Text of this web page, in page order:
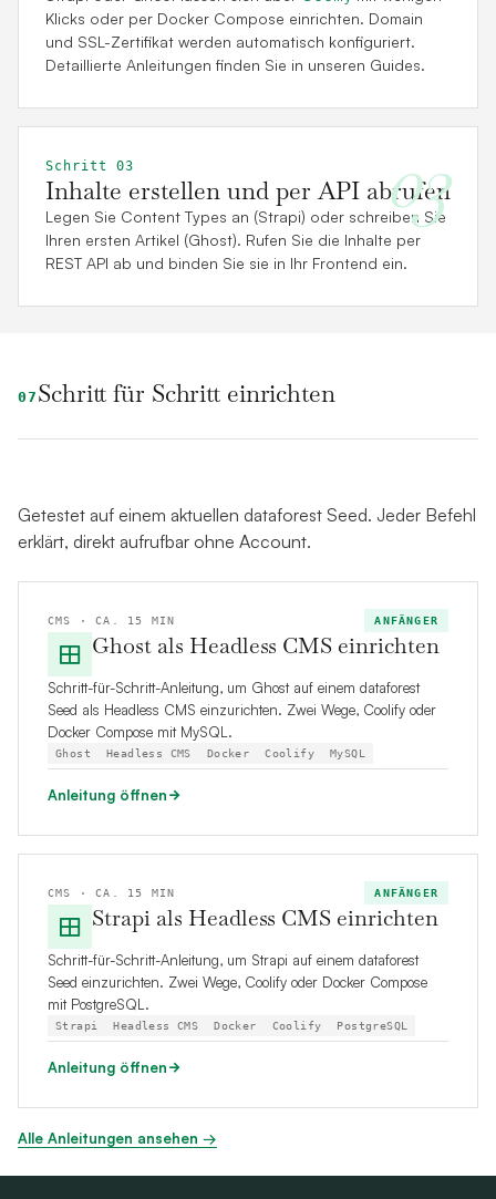
Klicks oder per Docker Compose einrichten. Domain
und SSL-Zertifikat werden automatisch konfiguriert.
Detaillierte Anleitungen finden Sie in unseren Guides.
03
Schritt 03
Inhalte erstellen und per API abrufen
Legen Sie Content Types an (Strapi) oder schreiben Sie
Ihren ersten Artikel (Ghost). Rufen Sie die Inhalte per
REST API ab und binden Sie sie in Ihr Frontend ein.
07 Schritt für Schritt einrichten
Getestet auf einem aktuellen dataforest Seed. Jeder Befehl
erklärt, direkt aufrufbar ohne Account.
CMS · CA. 15 MIN ANFÄNGER
Ghost als Headless CMS einrichten
Schritt-für-Schritt-Anleitung, um Ghost auf einem dataforest
Seed als Headless CMS einzurichten. Zwei Wege, Coolify oder
Docker Compose mit MySQL.
Ghost Headless CMS Docker Coolify MySQL
Anleitung öffnen
CMS · CA. 15 MIN ANFÄNGER
Strapi als Headless CMS einrichten
Schritt-für-Schritt-Anleitung, um Strapi auf einem dataforest
Seed einzurichten. Zwei Wege, Coolify oder Docker Compose
mit PostgreSQL.
Strapi Headless CMS Docker Coolify PostgreSQL
Anleitung öffnen
Alle Anleitungen ansehen →